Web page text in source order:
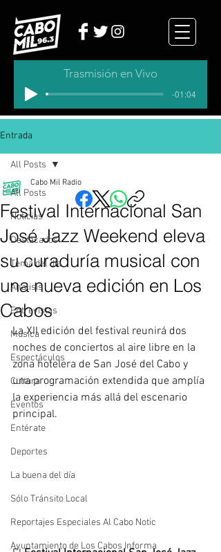
Trasmisión en Vivo
-01:04
Entrada
All Posts
Noticias
Destacados
Tema del dia
Analisis
Entrevistas
Música
Espectáculos
Cultura
Eventos
Entérate
Deportes
La buena del día
Sólo Tránsito Local
Reportajes Especiales Al Cabo Notic
Ayuntamiento de Los Cabos Informa
All Posts
Festival Internacional San
José Jazz Weekend eleva
su curaduría musical con
una nueva edición en Los
Cabos
Cabo Mil Radio
La XII edición del festival reunirá dos
noches de conciertos al aire libre en la
zona hotelera de San José del Cabo y
una programación extendida que amplía
la experiencia más allá del escenario
principal.